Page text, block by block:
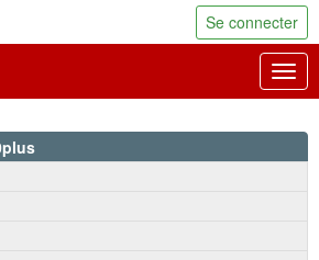
Se connecter